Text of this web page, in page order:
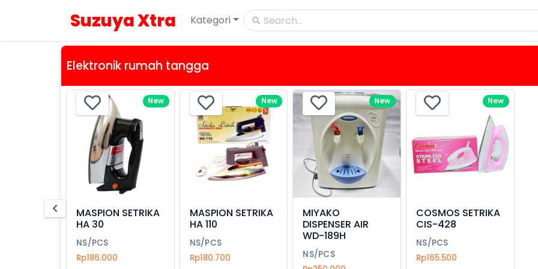
Suzuya Xtra Kategori
Elektronik rumah tangga
New
MASPION SETRIKA
HA 30
NS/PCS
Rp186.000
New
MASPION SETRIKA
HA 110
NS/PCS
Rp180.700
New
MIYAKO
DISPENSER AIR
WD-189H
NS/PCS
New
COSMOS SETRIKA
CIS-428
NS/PCS
Rp165.500